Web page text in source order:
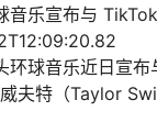
音乐宣布与
环球音乐近日宣
夫特（Taylor